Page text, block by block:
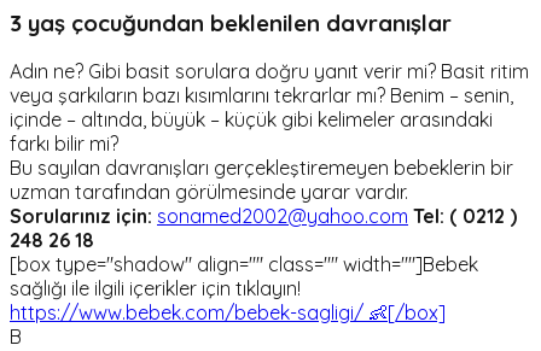
3 yaş çocuğundan beklenilen davranışlar
Adın ne? Gibi basit sorulara doğru yanıt verir mi? Basit ritim
veya şarkıların bazı kısımlarını tekrarlar mı? Benim – senin,
içinde – altında, büyük – küçük gibi kelimeler arasındaki
farkı bilir mi?
Bu sayılan davranışları gerçekleştiremeyen bebeklerin bir
uzman tarafından görülmesinde yarar vardır.
Sorularınız için: sonamed2002@yahoo.com Tel: ( 0212 )
248 26 18
[box type="shadow" align="" class="" width=""]Bebek
sağlığı ile ilgili içerikler için tıklayın!
https://www.bebek.com/bebek-sagligi/ 👶[/box]
B